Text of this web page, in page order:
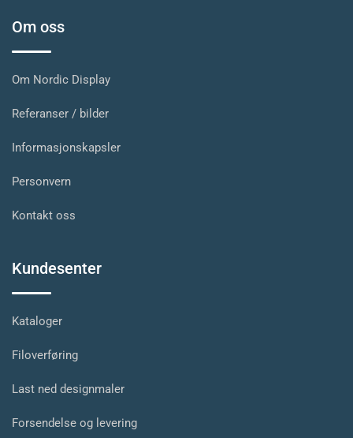
Om oss
Om Nordic Display
Referanser / bilder
Informasjonskapsler
Personvern
Kontakt oss
Kundesenter
Kataloger
Filoverføring
Last ned designmaler
Forsendelse og levering